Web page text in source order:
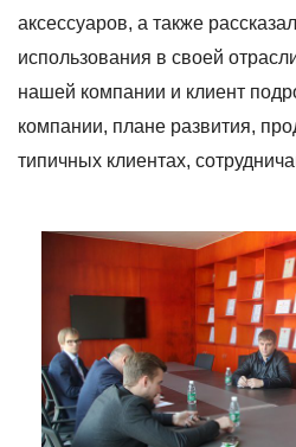
аксессуаров, а также
использования в своей
нашей компании и клиент
компании, плане развития,
типичных клиентах,